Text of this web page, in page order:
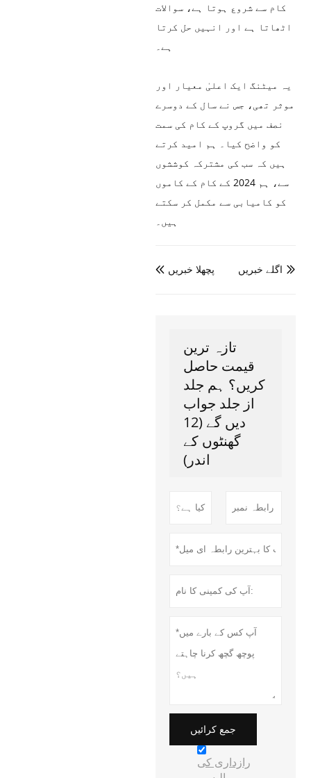
کام سے شروع ہوتا ہے، سوالات
اٹھاتا ہے اور انہیں حل کرتا
ہے۔
یہ میٹنگ ایک اعلیٰ معیار اور
موثر تھی، جس نے سال کے دوسرے
نصف میں گروپ کے کام کی سمت
کو واضح کیا۔ ہم امید کرتے
ہیں کہ سب کی مشترکہ کوششوں
سے، ہم 2024 کے کام کے کاموں
کو کامیابی سے مکمل کر سکتے
ہیں۔
 پچھلا خبریں  اگلے خبریں
تازہ ترین
قیمت حاصل
کریں؟ ہم جلد
از جلد جواب
دیں گے (12
گھنٹوں کے
اندر)
جمع کرائیں
رازداری کی